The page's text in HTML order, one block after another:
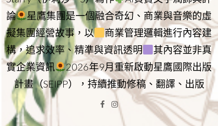
論
星鷹集團是一個融合奇幻、商業與音樂的虛
擬集團經營故事，以
商業管理邏輯進行內容建
構，追求效率、精準與資訊透明
其內容並非真
實企業資訊
2026年9月重新啟動星鷹國際出版
計畫（SEIPP），持續推動修稿、翻譯、出版
Facebook
Instagram